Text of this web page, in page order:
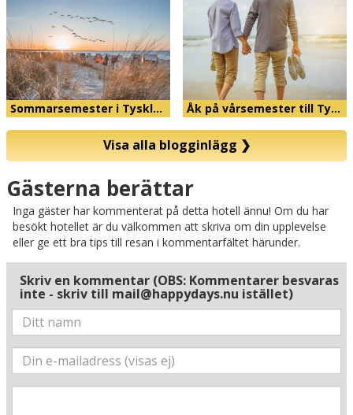
Sommarsemester i Tyskl… Åk på vårsemester till Ty…
Visa alla blogginlägg❯
Karta
Gästerna berättar
Inga gäster har kommenterat på detta hotell ännu! Om du har
besökt hotellet är du välkommen att skriva om din upplevelse
eller ge ett bra tips till resan i kommentarfältet härunder.
Skriv en kommentar (OBS: Kommentarer besvaras
inte - skriv till mail@happydays.nu istället)